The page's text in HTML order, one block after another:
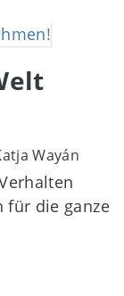
Wayán
für die ganze